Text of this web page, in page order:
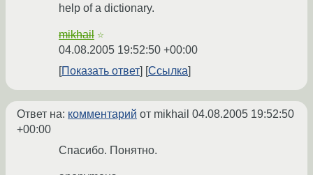
help of a dictionary.
mikhail ☆
04.08.2005 19:52:50 +00:00
Показать ответ
Ссылка
Ответ на: комментарий от mikhail 04.08.2005 19:52:50
+00:00
Спасибо. Понятно.